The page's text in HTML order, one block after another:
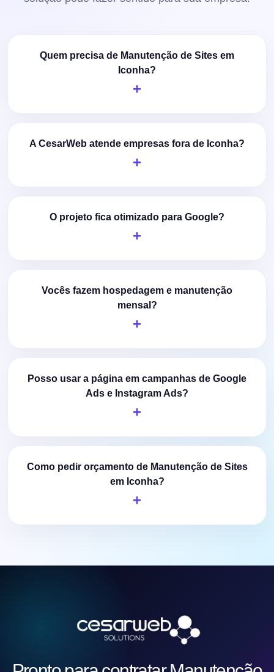
Quem precisa de Manutenção de Sites em
Iconha?
A CesarWeb atende empresas fora de Iconha?
O projeto fica otimizado para Google?
Vocês fazem hospedagem e manutenção
mensal?
Posso usar a página em campanhas de Google
Ads e Instagram Ads?
Como pedir orçamento de Manutenção de Sites
em Iconha?